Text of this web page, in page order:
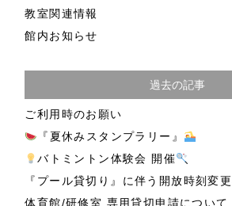
教室関連情報
館内お知らせ
過去の記事
ご利用時のお願い
『夏休みスタンプラリー』
バトミントン体験会 開催
『プール貸切り』に伴う開放時刻変
体育館/研修室 専用貸切申請について